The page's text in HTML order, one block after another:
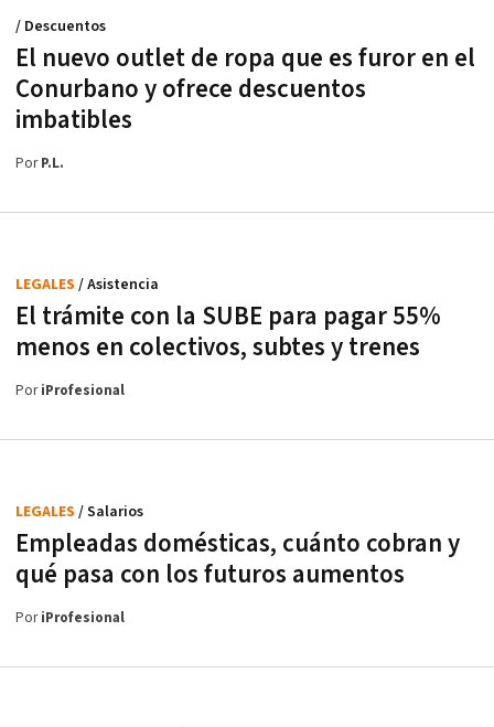
El nuevo outlet de ropa que es furor en el
Conurbano y ofrece descuentos
imbatibles
/ Descuentos
PorP.L.
El trámite con la SUBE para pagar 55%
menos en colectivos, subtes y trenes
LEGALES / Asistencia
PoriProfesional
Empleadas domésticas, cuánto cobran y
qué pasa con los futuros aumentos
LEGALES / Salarios
PoriProfesional